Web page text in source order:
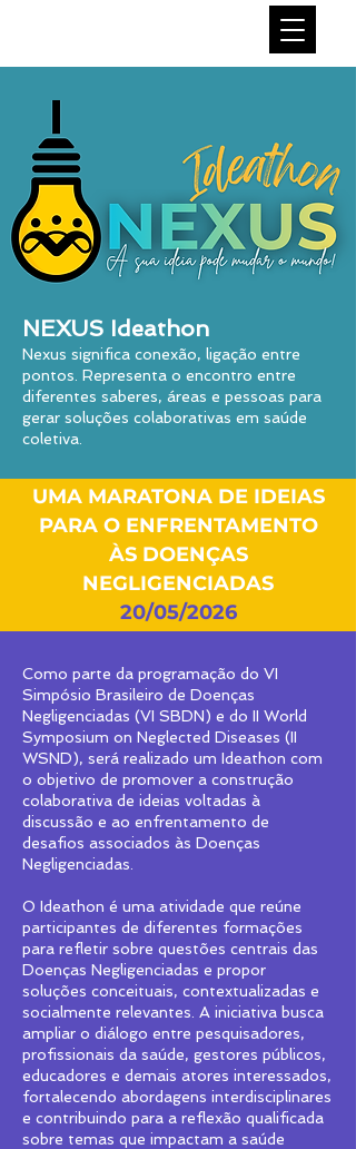
NEXUS Ideathon
Nexus significa conexão, ligação entre
pontos. Representa o encontro entre
diferentes saberes, áreas e pessoas para
gerar soluções colaborativas em saúde
coletiva.
UMA MARATONA DE IDEIAS
PARA O ENFRENTAMENTO
ÀS DOENÇAS
NEGLIGENCIADAS
20/05/2026
Como parte da programação do VI
Simpósio Brasileiro de Doenças
Negligenciadas (VI SBDN) e do II World
Symposium on Neglected Diseases (II
WSND), será realizado um Ideathon com
o objetivo de promover a construção
colaborativa de ideias voltadas à
discussão e ao enfrentamento de
desafios associados às Doenças
Negligenciadas.
O Ideathon é uma atividade que reúne
participantes de diferentes formações
para refletir sobre questões centrais das
Doenças Negligenciadas e propor
soluções conceituais, contextualizadas e
socialmente relevantes. A iniciativa busca
ampliar o diálogo entre pesquisadores,
profissionais da saúde, gestores públicos,
educadores e demais atores interessados,
fortalecendo abordagens interdisciplinares
e contribuindo para a reflexão qualificada
sobre temas que impactam a saúde